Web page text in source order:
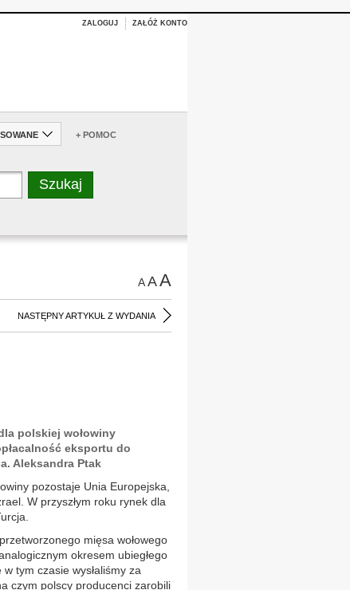
ZALOGUJ ZAŁÓŻ KONTO
+ POMOC
AAA
NASTĘPNY ARTYKUŁ Z WYDANIA
polskiej wołowiny
eksportu do
Aleksandra Ptak
pozostaje Unia Europejska,
W przyszłym roku rynek dla
mięsa wołowego
okresem ubiegłego
tym czasie wysłaliśmy za
czym polscy producenci zarobili